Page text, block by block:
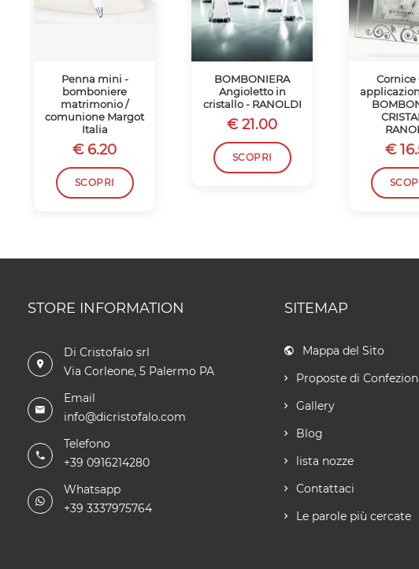
Penna mini -
bomboniere
matrimonio /
comunione Margot
Italia
€ 6.20
SCOPRI
BOMBONIERA
Angioletto in
cristallo - RANOLDI
€ 21.00
SCOPRI
Cornice
€
STORE INFORMATION
Di Cristofalo srl
Via Corleone, 5 Palermo PA
Email
info@dicristofalo.com
Telefono
+39 0916214280
Whatsapp
+39 3337975764
SITEMAP
Mappa del Sito
Proposte di
Gallery
Blog
lista nozze
Contattaci
Le parole più cercate